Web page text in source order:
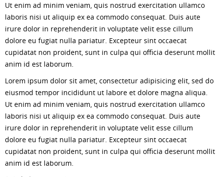
Ut enim ad minim veniam, quis nostrud exercitation ullamco
laboris nisi ut aliquip ex ea commodo consequat. Duis aute
irure dolor in reprehenderit in voluptate velit esse cillum
dolore eu fugiat nulla pariatur. Excepteur sint occaecat
cupidatat non proident, sunt in culpa qui officia deserunt mollit
anim id est laborum.
Lorem ipsum dolor sit amet, consectetur adipisicing elit, sed do
eiusmod tempor incididunt ut labore et dolore magna aliqua.
Ut enim ad minim veniam, quis nostrud exercitation ullamco
laboris nisi ut aliquip ex ea commodo consequat. Duis aute
irure dolor in reprehenderit in voluptate velit esse cillum
dolore eu fugiat nulla pariatur. Excepteur sint occaecat
cupidatat non proident, sunt in culpa qui officia deserunt mollit
anim id est laborum.